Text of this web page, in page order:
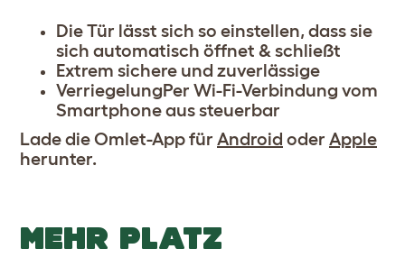
Die Tür lässt sich so einstellen, dass sie
sich automatisch öffnet & schließt
Extrem sichere und zuverlässige
VerriegelungPer Wi-Fi-Verbindung vom
Smartphone aus steuerbar
Lade die Omlet-App für Android oder Apple
herunter.
MEHR PLATZ